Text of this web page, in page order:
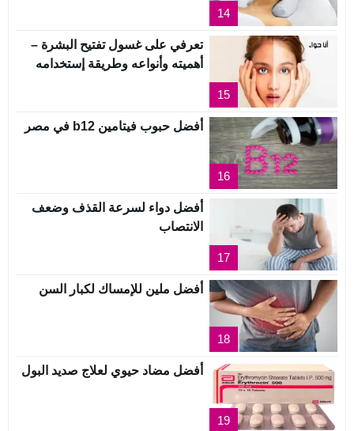
14
15
تعرفي على غسول تفتيح البشرة –
أهميته وأنواعه وطريقة إستخدامه
16
أفضل حبوب فيتامين b12 في مصر
17
أفضل دواء لسرعة القذف وضعف
الانتصاب
18
أفضل ملين للإمساك لكبار السن
19
أفضل مضاد حيوي لعلاج صديد البول